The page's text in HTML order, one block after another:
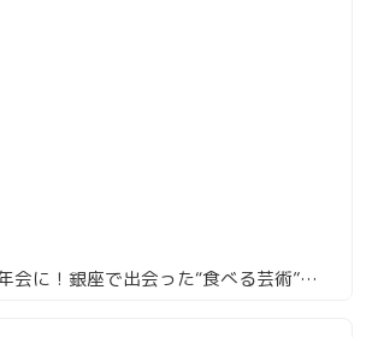
忘れられない忘年会に！銀座で出会った“食べる芸術”「Renge」